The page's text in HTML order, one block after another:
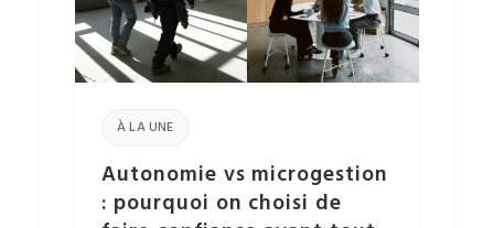
À LA UNE
Autonomie vs microgestion
: pourquoi on choisi de